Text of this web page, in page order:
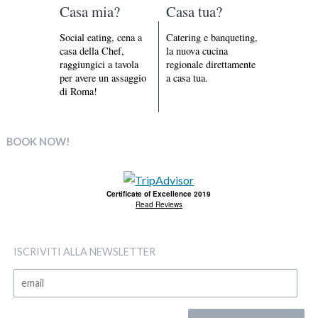
Casa mia?
Social eating, cena a
casa della Chef,
raggiungici a tavola
per avere un assaggio
di Roma!
Casa tua?
Catering e banqueting,
la nuova cucina
regionale direttamente
a casa tua.
BOOK NOW!
Certificate of Excellence 2019
Read Reviews
ISCRIVITI ALLA NEWSLETTER